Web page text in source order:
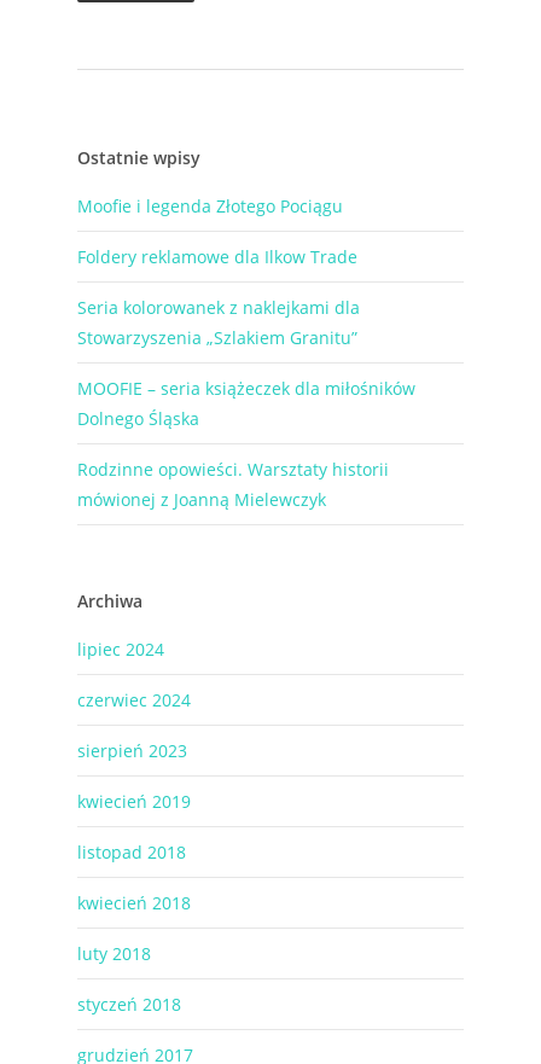
Ostatnie wpisy
Moofie i legenda Złotego Pociągu
Foldery reklamowe dla Ilkow Trade
Seria kolorowanek z naklejkami dla
Stowarzyszenia „Szlakiem Granitu”
MOOFIE – seria książeczek dla miłośników
Dolnego Śląska
Rodzinne opowieści. Warsztaty historii
mówionej z Joanną Mielewczyk
Archiwa
lipiec 2024
czerwiec 2024
sierpień 2023
kwiecień 2019
listopad 2018
kwiecień 2018
luty 2018
styczeń 2018
grudzień 2017